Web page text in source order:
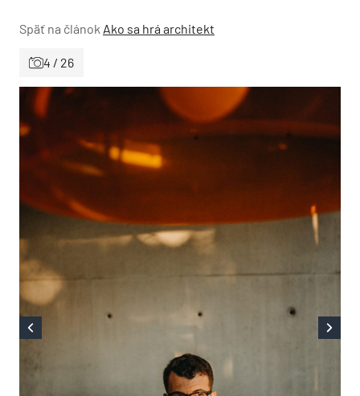
Späť na článok Ako sa hrá architekt
4 / 26